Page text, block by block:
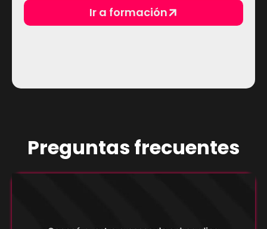
Ir a formación
Preguntas frecuentes